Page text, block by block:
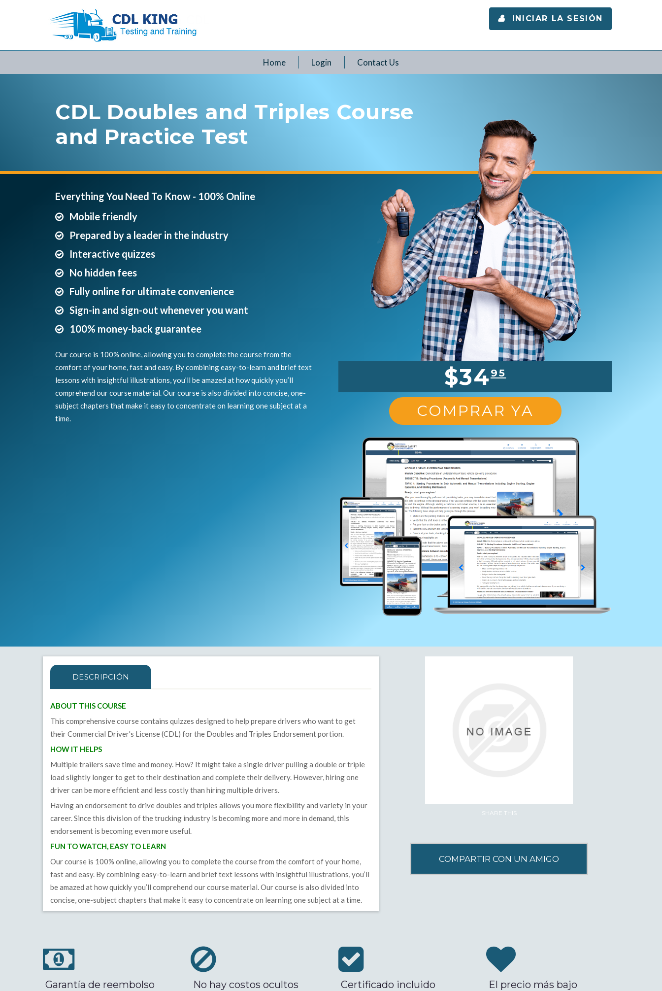
INICIAR LA SESIÓN
Home Login Contact Us
CDL Doubles and Triples Course
and Practice Test
Everything You Need To Know - 100% Online
Mobile friendly
Prepared by a leader in the industry
Interactive quizzes
No hidden fees
Fully online for ultimate convenience
Sign-in and sign-out whenever you want
100% money-back guarantee
Our course is 100% online, allowing you to complete the course from the
comfort of your home, fast and easy. By combining easy-to-learn and brief text
lessons with insightful illustrations, you’ll be amazed at how quickly you’ll
comprehend our course material. Our course is also divided into concise, one-
subject chapters that make it easy to concentrate on learning one subject at a
time.
$3495
COMPRAR YA
DESCRIPCIÓN
ABOUT THIS COURSE
This comprehensive course contains quizzes designed to help prepare drivers who want to get
their Commercial Driver's License (CDL) for the Doubles and Triples Endorsement portion.
HOW IT HELPS
Multiple trailers save time and money. How? It might take a single driver pulling a double or triple
load slightly longer to get to their destination and complete their delivery. However, hiring one
driver can be more efficient and less costly than hiring multiple drivers.
Having an endorsement to drive doubles and triples allows you more flexibility and variety in your
career. Since this division of the trucking industry is becoming more and more in demand, this
endorsement is becoming even more useful.
FUN TO WATCH, EASY TO LEARN
Our course is 100% online, allowing you to complete the course from the comfort of your home,
fast and easy. By combining easy-to-learn and brief text lessons with insightful illustrations, you’ll
be amazed at how quickly you’ll comprehend our course material. Our course is also divided into
concise, one-subject chapters that make it easy to concentrate on learning one subject at a time.
SHARE THIS
Garantía de reembolso No hay costos ocultos Certificado incluido
El precio más bajo